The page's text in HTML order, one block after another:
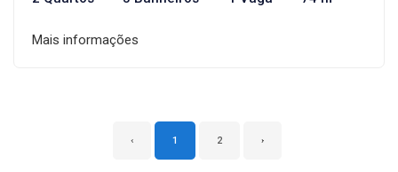
Mais informações
‹ 1 2 ›